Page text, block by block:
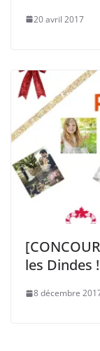
20 avril 2017
les Dindes !
8 décembre